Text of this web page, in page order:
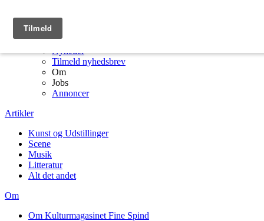
Artikler
Nyheder
Tilmeld nyhedsbrev
Om
Jobs
Annoncer
Artikler
Kunst og Udstillinger
Scene
Musik
Litteratur
Alt det andet
Om
Om Kulturmagasinet Fine Spind